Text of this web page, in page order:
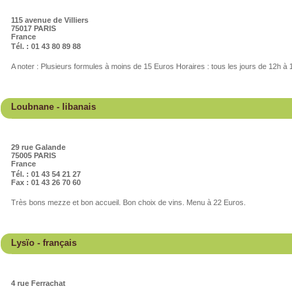
115 avenue de Villiers
75017 PARIS
France
Tél. : 01 43 80 89 88
A noter : Plusieurs formules à moins de 15 Euros Horaires : tous les jours de 12h à
Loubnane - libanais
29 rue Galande
75005 PARIS
France
Tél. : 01 43 54 21 27
Fax : 01 43 26 70 60
Très bons mezze et bon accueil. Bon choix de vins. Menu à 22 Euros.
Lysïo - français
4 rue Ferrachat